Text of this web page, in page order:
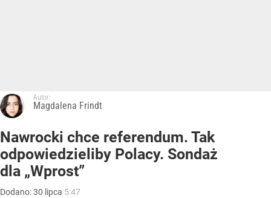
Autor:
Magdalena Frindt
Nawrocki chce referendum. Tak
odpowiedzieliby Polacy. Sondaż
dla „Wprost”
Dodano:30 lipca 5:47